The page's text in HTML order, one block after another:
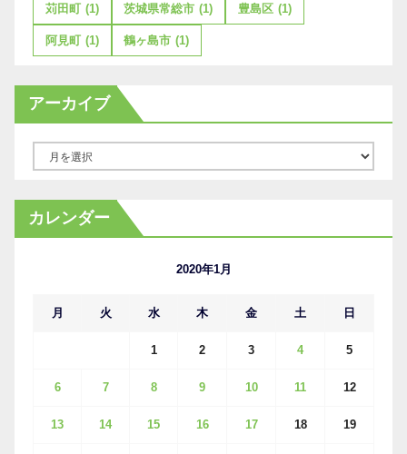
苅田町 (1) 茨城県常総市 (1) 豊島区 (1)
阿見町 (1) 鶴ヶ島市 (1)
アーカイブ
カ
イ
カレンダー
2020年1月
月 火 水 木 金 土 日
1 2 3 4 5
6 7 8 9 10 11 12
13 14 15 16 17 18 19